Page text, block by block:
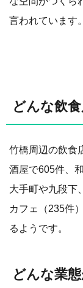
言われています。
どんな飲
竹橋周辺の飲食
酒屋で605件、
大手町や九段下
カフェ（235件
るようです。
どんな業